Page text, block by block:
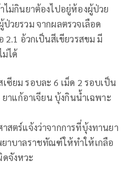
ไม่กินยาต้องไปอยู่ห้องผู้ป่วย
วยรวม จากผลตรวจเลือด
2.1 อ้วกเป็นสีเขียวรสขม มี
ได้
ซียม รอบละ 6 เม็ด 2 รอบเป็น
าแก้อาเจียน บุ้งกินน้ำเฉพาะ
สตร์แจ้งว่าจากการที่บุ้งทานยา
ยาบาลราชทัณฑ์ให้ทำให้เกลือ
ดจังหวะ